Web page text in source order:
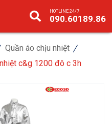
HOTLINE 24/7
090.60189.86
Quần áo chịu nhiệt
c&g 1200 đô c 3h